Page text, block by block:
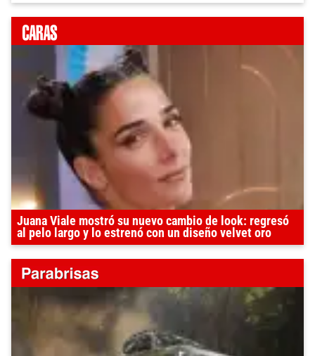
Juana Viale mostró su nuevo cambio de look: regresó
al pelo largo y lo estrenó con un diseño velvet oro